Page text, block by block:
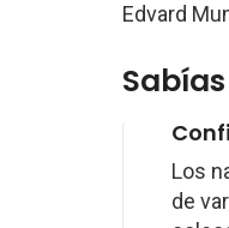
Edvard
Los
de